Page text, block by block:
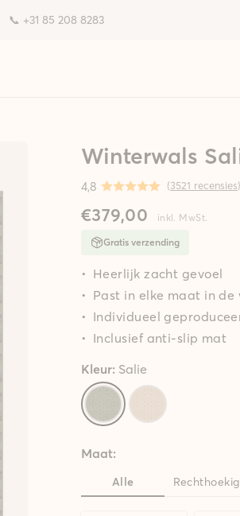
📞 +31 85 208 8283
Winterwals
4,8 (3521 recensies)
€379,00 inkl. MwSt.
Gratis verzending
Heerlijk zacht gevoel
Past in elke maat in de
Individueel
Inclusief anti-slip mat
Kleur: Salie
Maat:
Alle Rechthoekig